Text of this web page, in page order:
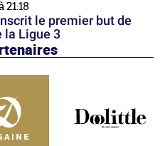
le premier but de
la Ligue 3